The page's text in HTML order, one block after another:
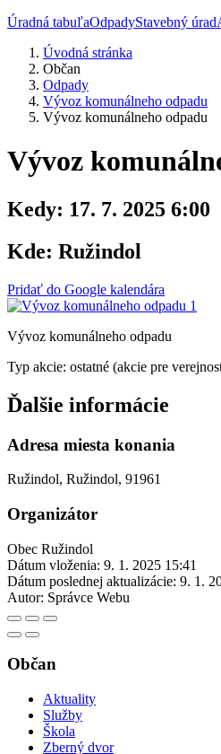
Úradná tabuľaOdpadyStavebný úrad
Úvodná stránka
Občan
Odpady
Vývoz komunálneho odpadu
Vývoz komunálneho odpadu
Vývoz
Kedy: 17. 7. 2025 6:00
Kde: Ružindol
Pridať do Google kalendára
Vývoz komunálneho odpadu
Typ akcie: ostatné (akcie pre
Ďalšie informácie
Adresa miesta konania
Ružindol, Ružindol, 91961
Organizátor
Obec Ružindol
Dátum vloženia: 9. 1. 2025 15:41
Dátum poslednej aktualizácie: 9. 1.
Autor: Správce Webu
Občan
Aktuality
Služby
Škola
Zberný dvor